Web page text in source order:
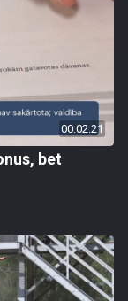
00:02:21
bet